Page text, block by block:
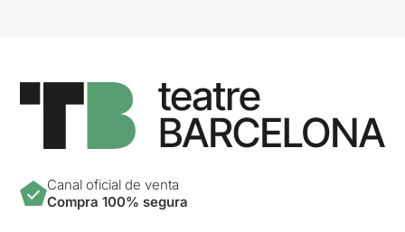
Canal oficial de venta
Compra 100% segura